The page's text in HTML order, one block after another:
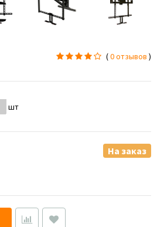
(0 отзывов )
шт
На заказ